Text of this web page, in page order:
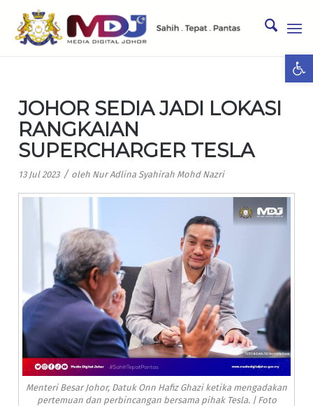
JOHOR SEDIA JADI LOKASI
RANGKAIAN
SUPERCHARGER TESLA
13 Jul 2023 / oleh Nur Adlina Syahirah Mohd Nazri
Menteri Besar Johor, Datuk Onn Hafiz Ghazi ketika mengadakan
pertemuan dan perbincangan bersama pihak Tesla. | Foto